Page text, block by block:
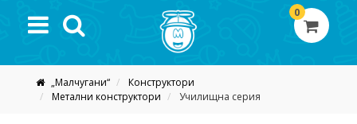
0
„Малчугани“
Конструктори
Метални конструктори
Училищна серия